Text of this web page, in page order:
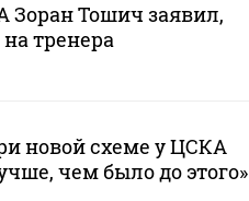
Зоран Тошич заявил,
тренера
новой схеме у ЦСКА
чем было до этого»